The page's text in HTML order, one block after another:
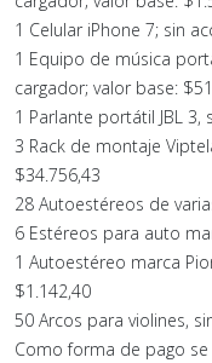
1 Celular iPhone 7; sin
1 Equipo de música
cargador; valor base:
1 Parlante portátil JBL 3,
3 Rack de montaje
$34.756,43
28 Autoestéreos de
6 Estéreos para auto
1 Autoestéreo marca
$1.142,40
50 Arcos para violines,
Como forma de pago